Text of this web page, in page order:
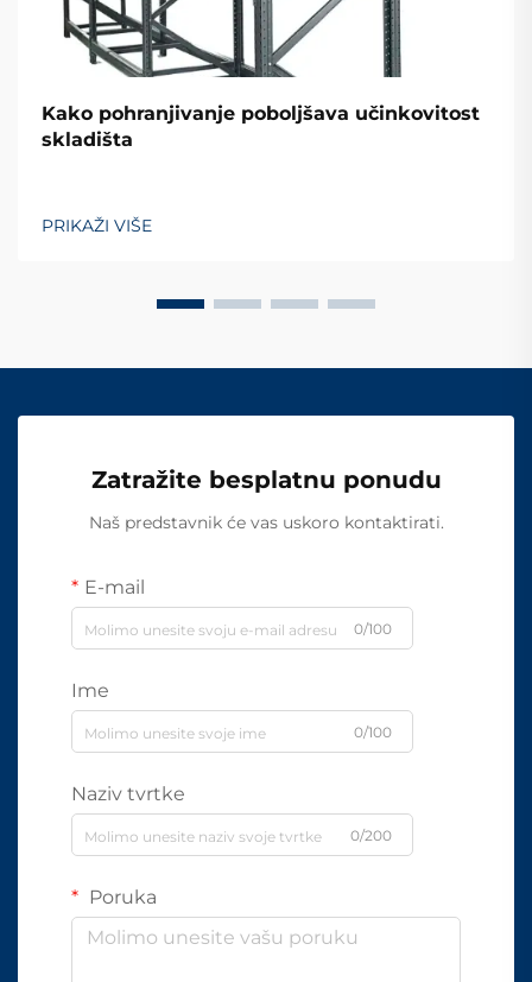
Kako pohranjivanje poboljšava učinkovitost
skladišta
PRIKAŽI VIŠE
Zatražite besplatnu ponudu
Naš predstavnik će vas uskoro kontaktirati.
E-mail
0/100
Ime
0/100
Naziv tvrtke
0/200
Poruka